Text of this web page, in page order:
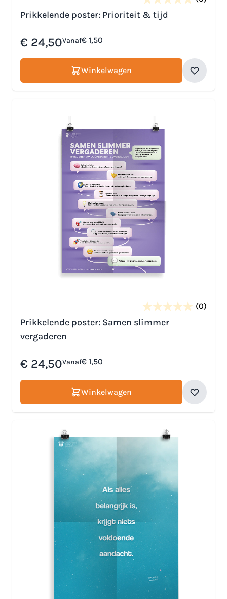
Prikkelende poster: Prioriteit & tijd
€ 24,50Vanaf€ 1,50
Winkelwagen
(0)
Prikkelende poster: Samen slimmer
vergaderen
€ 24,50Vanaf€ 1,50
Winkelwagen